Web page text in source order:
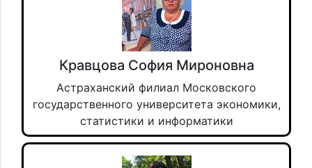
Кравцова София Мироновна
Астраханский филиал Московского
государственного университета экономики,
статистики и информатики